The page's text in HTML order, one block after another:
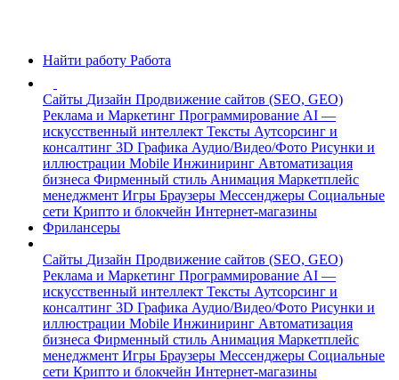
Найти работу Работа
Сайты Дизайн Продвижение сайтов (SEO, GEO)
Реклама и Маркетинг Программирование AI —
искусственный интеллект Тексты Аутсорсинг и
консалтинг 3D Графика Аудио/Видео/Фото Рисунки и
иллюстрации Mobile Инжиниринг Автоматизация
бизнеса Фирменный стиль Анимация Маркетплейс
менеджмент Игры Браузеры Мессенджеры Социальные
сети Крипто и блокчейн Интернет-магазины
Фрилансеры
Сайты Дизайн Продвижение сайтов (SEO, GEO)
Реклама и Маркетинг Программирование AI —
искусственный интеллект Тексты Аутсорсинг и
консалтинг 3D Графика Аудио/Видео/Фото Рисунки и
иллюстрации Mobile Инжиниринг Автоматизация
бизнеса Фирменный стиль Анимация Маркетплейс
менеджмент Игры Браузеры Мессенджеры Социальные
сети Крипто и блокчейн Интернет-магазины